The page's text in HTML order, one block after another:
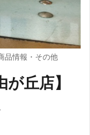
品情報 ・ その他
丘店】